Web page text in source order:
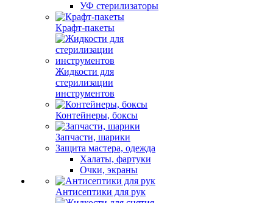
УФ стерилизаторы
Крафт-пакеты
Жидкости для
стерилизации
инструментов
Контейнеры, боксы
Запчасти, шарики
Защита мастера, одежда
Халаты, фартуки
Очки, экраны
Антисептики для рук